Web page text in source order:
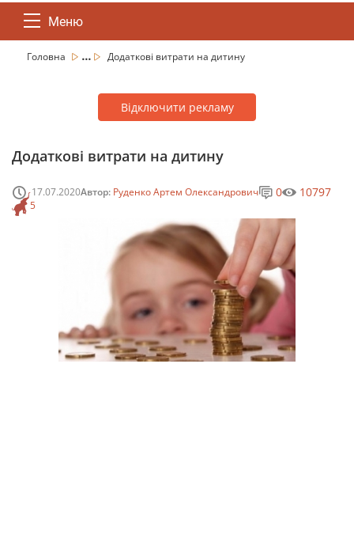
Меню
Головна ... Додаткові витрати на дитину
Відключити рекламу
Додаткові витрати на дитину
17.07.2020Автор: Руденко Артем Олександрович
5
0 10797